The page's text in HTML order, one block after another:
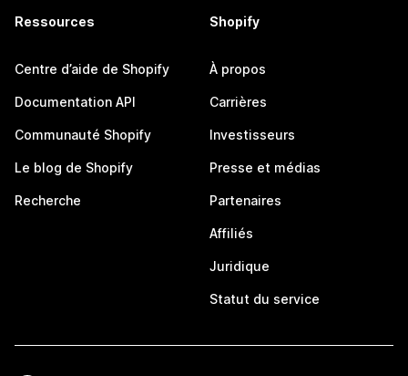
Ressources
Centre d’aide de Shopify
Documentation API
Communauté Shopify
Le blog de Shopify
Recherche
Shopify
À propos
Carrières
Investisseurs
Presse et médias
Partenaires
Affiliés
Juridique
Statut du service